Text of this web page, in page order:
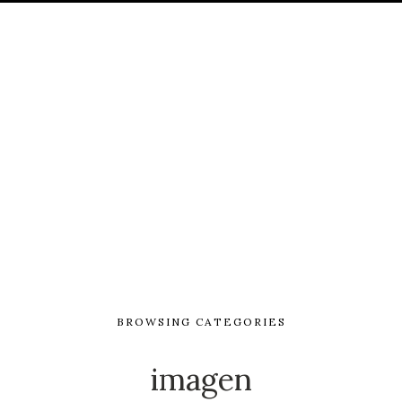
BROWSING CATEGORIES
imagen